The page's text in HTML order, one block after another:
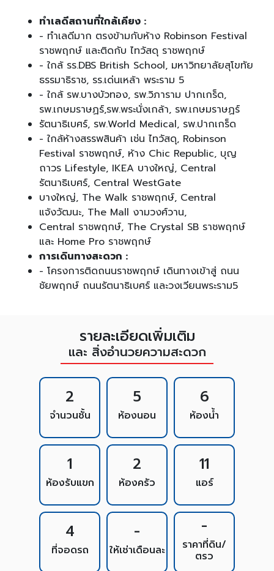
ทำเลดีสถานที่ใกล้เคียง :
- ทำเลดีมาก ตรงข้ามกับห้าง Robinson Festival
ราชพฤกษ์ และติดกับ ไทวัสดุ ราชพฤกษ์
- ใกล้ รร.DBS British School, มหาวิทยาลัยสุโขทัย
ธรรมาธิราช, รร.เด่นเหล้า พระราม 5
- ใกล้ รพ.บางบัวทอง, รพ.วิภาราม ปากเกร็ด,
รพ.เกษมราษฏร์,รพ.พระนั่งเกล้า, รพ.เกษมราษฏร์
รัตนาธิเบศร์, รพ.World Medical, รพ.ปากเกร็ด
- ใกล้ห้างสรรพสินค้า เช่น ไทวัสดุ, Robinson
Festival ราชพฤกษ์, ห้าง Chic Republic, บุญ
ถาวร Lifestyle, IKEA บางใหญ่, Central
รัตนาธิเบศร์, Central WestGate
บางใหญ่, The Walk ราชพฤกษ์, Central
แจ้งวัฒนะ, The Mall งามวงศ์วาน,
Central ราชพฤกษ์, The Crystal SB ราชพฤกษ์
และ Home Pro ราชพฤกษ์
การเดินทางสะดวก :
- โครงการติดถนนราชพฤกษ์ เดินทางเข้าสู่ ถนน
ชัยพฤกษ์ ถนนรัตนาธิเบศร์ และวงเวียนพระราม5
รายละเอียดเพิ่มเติม
และ สิ่งอำนวยความสะดวก
2
จำนวนชั้น
5
ห้องนอน
6
ห้องน้ำ
1
ห้องรับแขก
2
ห้องครัว
11
แอร์
4
ที่จอดรถ
-
ให้เช่าเดือนละ
-
ราคาที่ดิน/
ตรว